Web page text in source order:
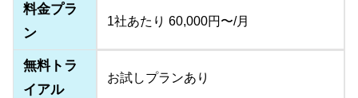
料金プラ
ン
1社あたり 60,000円〜/月
無料トラ
イアル
お試しプランあり